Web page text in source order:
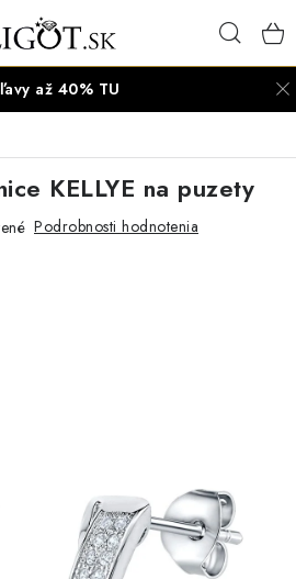
až 40% TU
KELLYE na puzety
Podrobnosti hodnotenia